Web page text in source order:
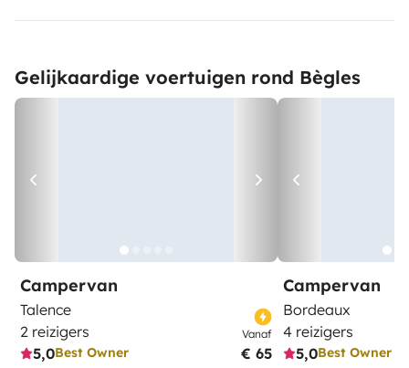
Gelijkaardige voertuigen rond Bègles
Campervan
Talence
2 reizigers
5,0Best Owner
Vanaf
€ 65
Campervan
Bordeaux
4 reizigers
5,0Best Owner